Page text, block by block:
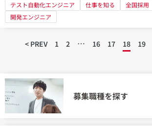
テスト自動化エンジニア 仕事を知る
全国採用
開発エンジニア
< PREV 1 2 … 16 17 18 19
募集職種を探す